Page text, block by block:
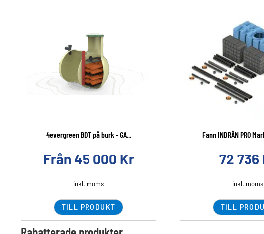
4evergreen BDT på burk ‐ GA...
Från 45 000 Kr
inkl. moms
TILL PRODUKT
Fann INDRÄN PRO
72 736
inkl. moms
TILL